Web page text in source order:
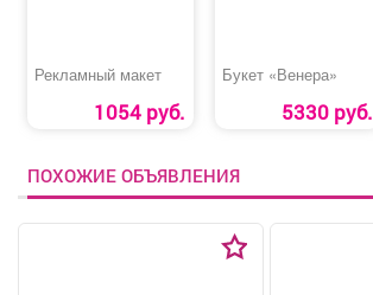
Рекламный макет
1054 руб.
Букет «Венера»
5330 руб.
ПОХОЖИЕ ОБЪЯВЛЕНИЯ